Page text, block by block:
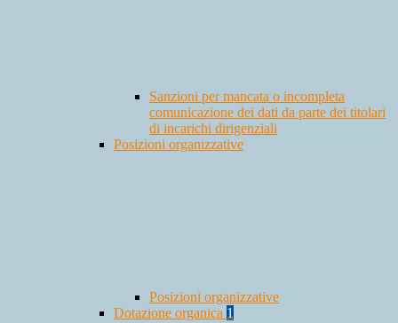
Sanzioni per mancata o incompleta
comunicazione dei dati da parte dei titolari
di incarichi dirigenziali
Posizioni organizzative
Posizioni organizzative
Dotazione organica 1